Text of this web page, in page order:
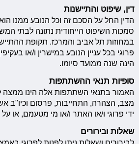
דין, שיפוט והתיישנות
הדין החל על הסכם זה וכל הנובע ממנו
סמכות השיפוט הייחודית נתונה לבתי
במחוזות תל אביב והמרכז. תקופת
פרוגי בכל עניין הנובע במישרין ו/או
הינה שנה ממועד סיומו.
סופיות תנאי ההשתתפות
האמור בתנאי השתתפות אלה הינו ממצה
מצב, הצהרה, התחייבות, פרסום וכיו"ב
ידי פרוגי ו/או האתר ו/או מי מטעמם, או
שאלות ובירורים